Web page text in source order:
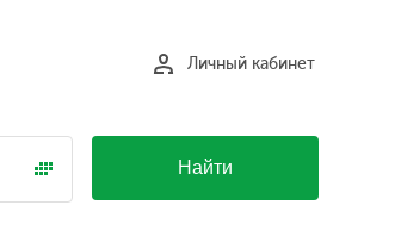
Личный кабинет
Найти